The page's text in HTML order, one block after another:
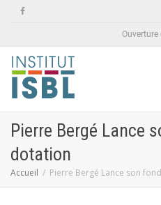
Ouverture
Pierre Bergé Lance
dotation
Accueil Pierre Bergé Lance son